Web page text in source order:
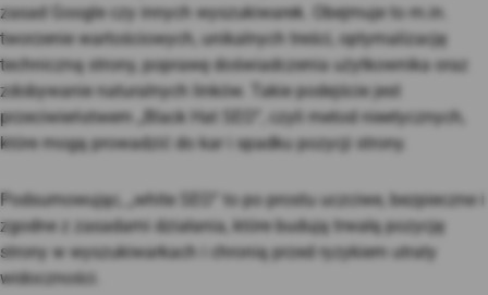
zasad Google czy innych wyszukiwarek. Obejmuje to m.in.
tworzenie wartościowych, unikalnych treści, optymalizację
techniczną strony, poprawę doświadczenia użytkownika oraz
zdobywanie naturalnych linków. Takie podejście jest
przeciwieństwem „Black Hat SEO”, czyli metod nieetycznych,
które mogą prowadzić do kar i spadku pozycji strony.
Podsumowując, „white SEO” to po prostu uczciwe, bezpieczne i
zgodne z zasadami działania, które budują trwałą pozycję
strony w wyszukiwarkach i chronią przed ryzykiem utraty
widoczności.